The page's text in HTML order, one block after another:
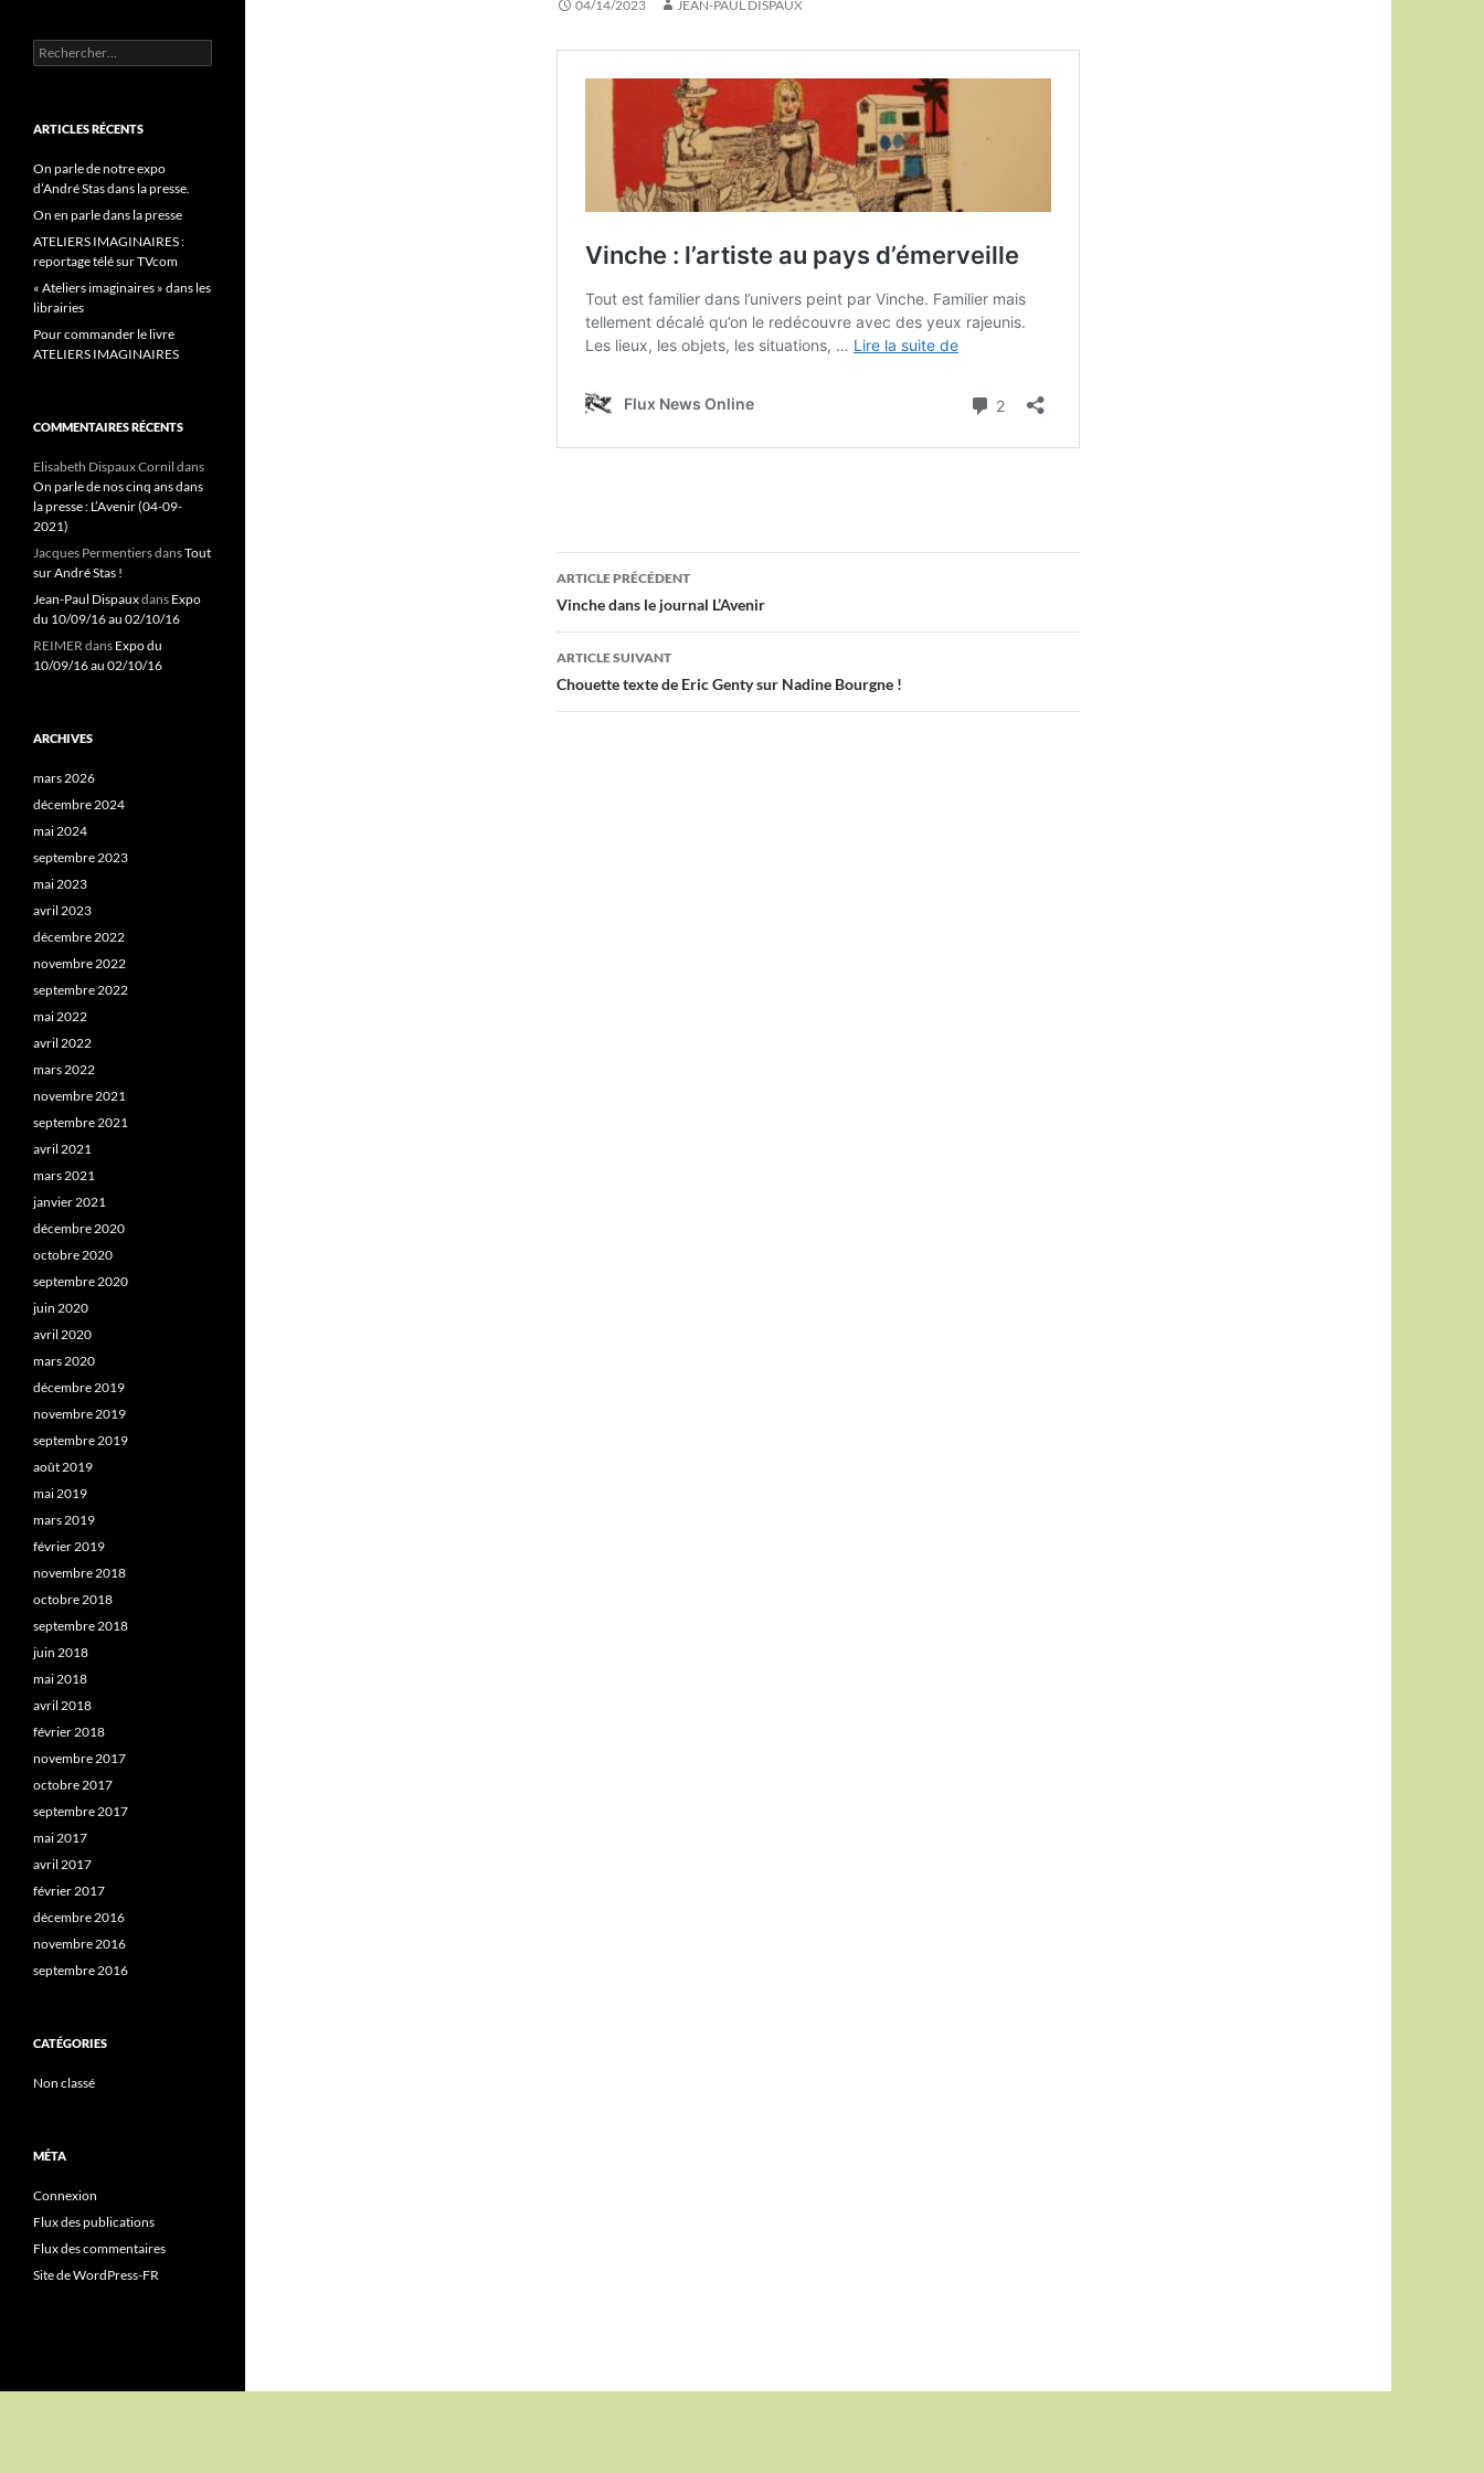
04/14/2023 JEAN-PAUL DISPAUX
Navigation
des
articles
ARTICLE PRÉCÉDENT
Vinche dans le journal L’Avenir
ARTICLE SUIVANT
Chouette texte de Eric Genty sur Nadine Bourgne !
Rechercher :
ARTICLES RÉCENTS
On parle de notre expo
d’André Stas dans la presse.
On en parle dans la presse
ATELIERS IMAGINAIRES :
reportage télé sur TVcom
« Ateliers imaginaires » dans les
librairies
Pour commander le livre
ATELIERS IMAGINAIRES
COMMENTAIRES RÉCENTS
Elisabeth Dispaux Cornil dans
On parle de nos cinq ans dans
la presse : L’Avenir (04-09-
2021)
Jacques PermentiersdansTout
sur André Stas !
Jean-Paul Dispauxdans Expo
du 10/09/16 au 02/10/16
REIMERdans Expo du
10/09/16 au 02/10/16
ARCHIVES
mars 2026
décembre 2024
mai 2024
septembre 2023
mai 2023
avril 2023
décembre 2022
novembre 2022
septembre 2022
mai 2022
avril 2022
mars 2022
novembre 2021
septembre 2021
avril 2021
mars 2021
janvier 2021
décembre 2020
octobre 2020
septembre 2020
juin 2020
avril 2020
mars 2020
décembre 2019
novembre 2019
septembre 2019
août 2019
mai 2019
mars 2019
février 2019
novembre 2018
octobre 2018
septembre 2018
juin 2018
mai 2018
avril 2018
février 2018
novembre 2017
octobre 2017
septembre 2017
mai 2017
avril 2017
février 2017
décembre 2016
novembre 2016
septembre 2016
CATÉGORIES
Non classé
MÉTA
Connexion
Flux des publications
Flux des commentaires
Site de WordPress-FR